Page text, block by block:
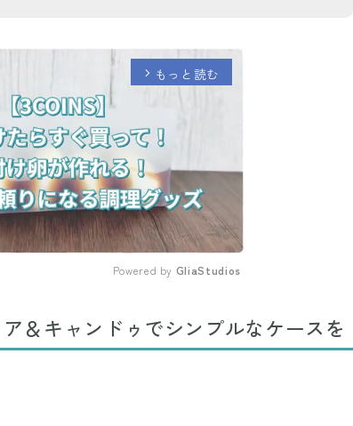
arrow_forward_ios もっと読む
Mute
Powered by GliaStudios
＆キャンドゥでシンプルなケースを